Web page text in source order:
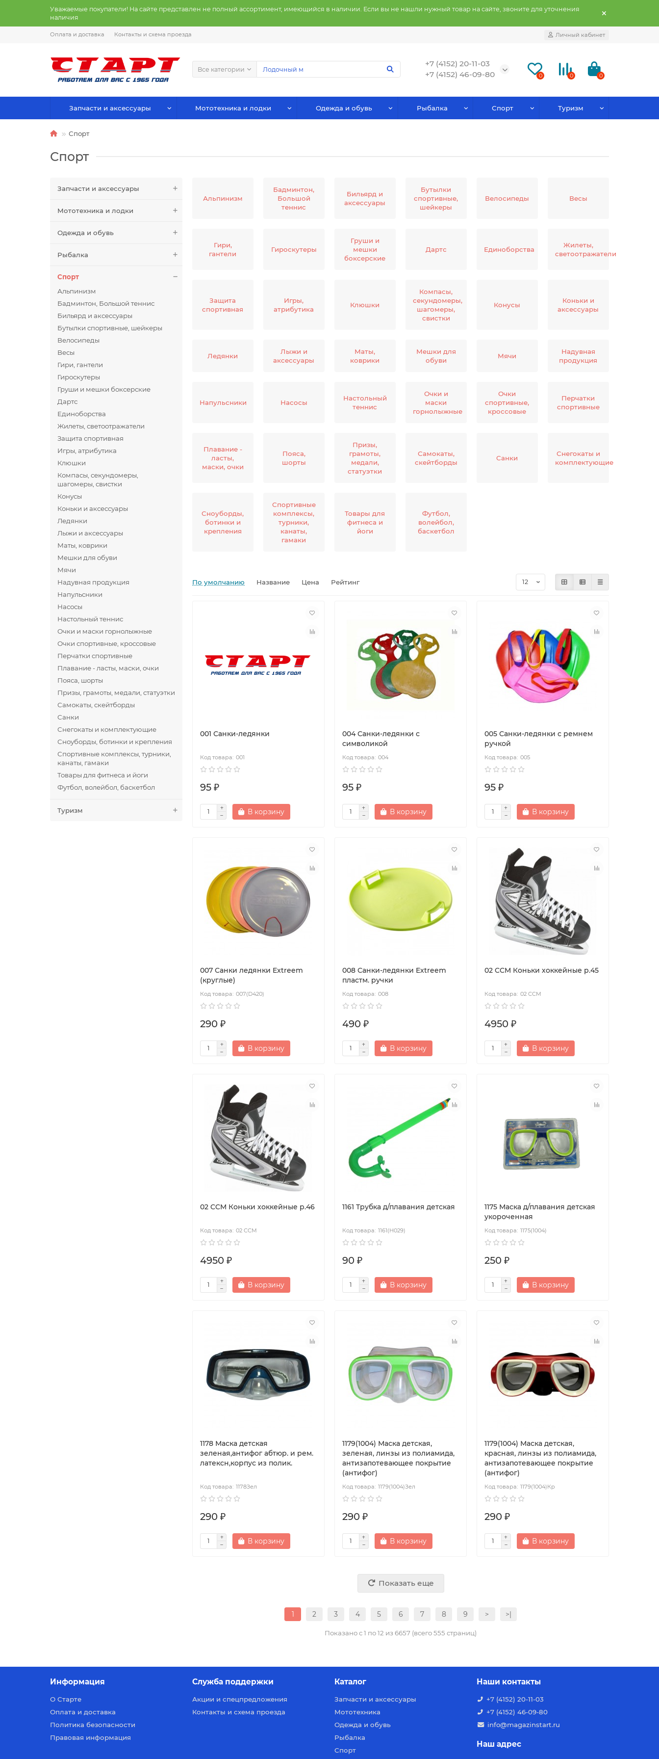
Уважаемые покупатели! На сайте представлен не полный ассортимент, имеющийся в наличии. Если вы не нашли нужный товар на сайте, звоните для уточнения
наличия
Оплата и доставка Контакты и схема проезда Личный кабинет
Все категории
+7 (4152) 20-11-03
+7 (4152) 46-09-80
0 0 0
Запчасти и аксессуары Мототехника и лодки Одежда и обувь Рыбалка Спорт Туризм
Спорт
Спорт
Запчасти и аксессуары
Мототехника и лодки
Одежда и обувь
Рыбалка
Спорт
Альпинизм
Бадминтон, Большой теннис
Бильярд и аксессуары
Бутылки спортивные, шейкеры
Велосипеды
Весы
Гири, гантели
Гироскутеры
Груши и мешки боксерские
Дартс
Единоборства
Жилеты, светоотражатели
Защита спортивная
Игры, атрибутика
Клюшки
Компасы, секундомеры,
шагомеры, свистки
Конусы
Коньки и аксессуары
Ледянки
Лыжи и аксессуары
Маты, коврики
Мешки для обуви
Мячи
Надувная продукция
Напульсники
Насосы
Настольный теннис
Очки и маски горнолыжные
Очки спортивные, кроссовые
Перчатки спортивные
Плавание - ласты, маски, очки
Пояса, шорты
Призы, грамоты, медали, статуэтки
Самокаты, скейтборды
Санки
Снегокаты и комплектующие
Сноуборды, ботинки и крепления
Спортивные комплексы, турники,
канаты, гамаки
Товары для фитнеса и йоги
Футбол, волейбол, баскетбол
Туризм
Альпинизм
Бадминтон,
Большой
теннис
Бильярд и
аксессуары
Бутылки
спортивные,
шейкеры
Велосипеды Весы
Гири,
гантели
Гироскутеры
Груши и
мешки
боксерские
Дартс Единоборства
Жилеты,
светоотражатели
Защита
спортивная
Игры,
атрибутика
Клюшки
Компасы,
секундомеры,
шагомеры,
свистки
Конусы
Коньки и
аксессуары
Ледянки
Лыжи и
аксессуары
Маты,
коврики
Мешки для
обуви
Мячи
Надувная
продукция
Напульсники Насосы
Настольный
теннис
Очки и
маски
горнолыжные
Очки
спортивные,
кроссовые
Перчатки
спортивные
Плавание -
ласты,
маски, очки
Пояса,
шорты
Призы,
грамоты,
медали,
статуэтки
Самокаты,
скейтборды
Санки
Снегокаты и
комплектующие
Сноуборды,
ботинки и
крепления
Спортивные
комплексы,
турники,
канаты,
гамаки
Товары для
фитнеса и
йоги
Футбол,
волейбол,
баскетбол
По умолчанию Название Цена Рейтинг
001 Санки-ледянки
001
95 ₽
В корзину
004 Санки-ледянки с
символикой
004
95 ₽
В корзину
005 Санки-ледянки с ремнем
ручкой
005
95 ₽
В корзину
007 Санки ледянки Extreem
(круглые)
007(D420)
290 ₽
В корзину
008 Санки-ледянки Extreem
пластм. ручки
008
490 ₽
В корзину
02 CCM Коньки хоккейные р.45
02 CCM
4950 ₽
В корзину
02 CCM Коньки хоккейные р.46
02 CCM
4950 ₽
В корзину
1161 Трубка д/плавания детская
1161(H029)
90 ₽
В корзину
1175 Маска д/плавания детская
укороченная
1175(1004)
250 ₽
В корзину
1178 Маска детская
зеленая,антифог абтюр. и рем.
латексн,корпус из полик.
1178Зел
290 ₽
В корзину
1179(1004) Маска детская,
зеленая, линзы из полиамида,
антизапотевающее покрытие
(антифог)
1179(1004)Зел
290 ₽
В корзину
1179(1004) Маска детская,
красная, линзы из полиамида,
антизапотевающее покрытие
(антифог)
1179(1004)Кр
290 ₽
В корзину
Показать еще
1 2 3 4 5 6 7 8 9 > >|
Показано с 1 по 12 из 6657 (всего 555 страниц)
Информация
О Старте
Оплата и доставка
Политика безопасности
Правовая информация
Служба поддержки
Акции и спецпредложения
Контакты и схема проезда
Каталог
Запчасти и аксессуары
Мототехника
Одежда и обувь
Рыбалка
Спорт
Наши контакты
+7 (4152) 20-11-03
+7 (4152) 46-09-80
info@magazinstart.ru
Наш адрес